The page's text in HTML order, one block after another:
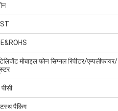
मोबाइल फोन सिग्नल रिपीटर/एम्पलीफायर/
पैकिंग